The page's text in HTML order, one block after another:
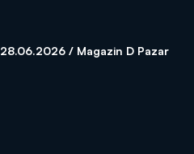
28.06.2026 / Magazin D Pazar